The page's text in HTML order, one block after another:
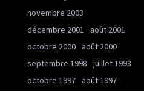
novembre 2003
décembre 2001
août 2001
octobre 2000 août 2000
septembre 1998
juillet 1998
octobre 1997 août 1997